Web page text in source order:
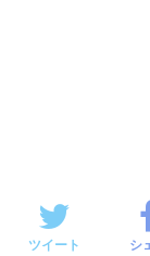
ツイート シ